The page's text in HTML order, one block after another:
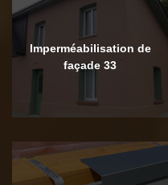
Imperméabilisation de
façade 33